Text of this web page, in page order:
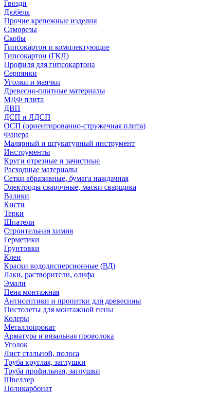
Гвозди
Дюбеля
Прочие крепежные изделия
Саморезы
Скобы
Гипсокартон и комплектующие
Гипсокартон (ГКЛ)
Профиля для гипсокартона
Серпянки
Уголки и маячки
Древесно-плитные материалы
МДФ плита
ДВП
ДСП и ЛДСП
ОСП (ориентированно-стружечная плита)
Фанера
Малярный и штукатурный инструмент
Инструменты
Круги отрезные и зачистные
Расходные материалы
Сетки абразивные, бумага наждачная
Электроды сварочные, маски сварщика
Валики
Кисти
Терки
Шпатели
Строительная химия
Герметики
Грунтовки
Клеи
Краски вододисперсионные (ВД)
Лаки, растворители, олифа
Эмали
Пена монтажная
Антисептики и пропитки для древесины
Пистолеты для монтажной пены
Колеры
Металлопрокат
Арматура и вязальная проволока
Уголок
Лист стальной, полоса
Труба круглая, заглушки
Труба профильная, заглушки
Швеллер
Поликарбонат